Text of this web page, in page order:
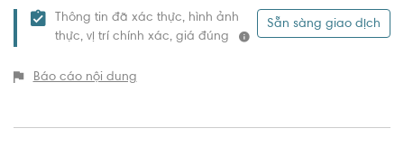
Thông tin đã xác thực, hình ảnh
thực, vị trí chính xác, giá đúng
Sẵn sàng giao dịch
Báo cáo nội dung